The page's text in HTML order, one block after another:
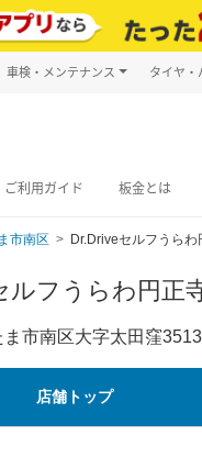
車検・メンテナンス タイヤ・
ご利用ガイド 板金とは
市南区 Dr.Driveセルフうらわ
ルフうらわ円正
市南区大字太田窪
店舗トップ